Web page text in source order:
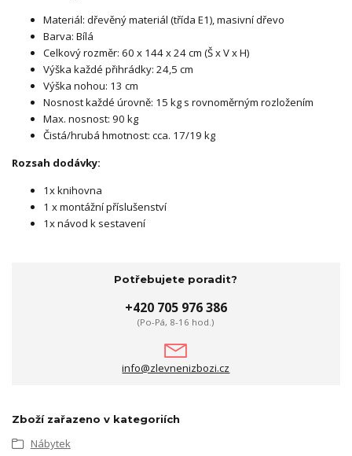
Materiál: dřevěný materiál (třída E1), masivní dřevo
Barva: Bílá
Celkový rozměr: 60 x 144 x 24 cm (Š x V x H)
Výška každé přihrádky: 24,5 cm
Výška nohou: 13 cm
Nosnost každé úrovně: 15 kg s rovnoměrným rozložením
Max. nosnost: 90 kg
Čistá/hrubá hmotnost: cca. 17/19 kg
Rozsah dodávky:
1x knihovna
1 x montážní příslušenství
1x návod k sestavení
Potřebujete poradit?
+420 705 976 386
(Po-Pá, 8-16 hod.)
info@zlevnenizbozi.cz
Zboží zařazeno v kategoriích
Nábytek